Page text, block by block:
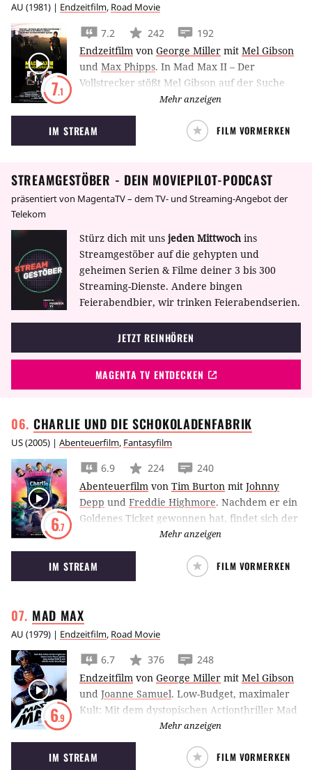
AU (1981) | Endzeitfilm, Road Movie
7.1
7.2 242
192
Endzeitfilm von George Miller mit Mel Gibson
und Max Phipps. In Mad Max II – Der
Vollstrecker stößt Mel Gibson auf der Suche
nach Treibstoff auf eine Gruppe
Überlebender, die eine Raffinerie verteidigen.
Doch auf ihre Vorräte haben es auch die
Gangs abgesehen.
Mehr anzeigen
IM STREAM FILM VORMERKEN
STREAMGESTÖBER - DEIN MOVIEPILOT-PODCAST
präsentiert von MagentaTV – dem TV- und Streaming-Angebot der
Telekom
Stürz dich mit uns jeden Mittwoch ins
Streamgestöber auf die gehypten und
geheimen Serien & Filme deiner 3 bis 300
Streaming-Dienste. Andere bingen
Feierabendbier, wir trinken Feierabendserien.
JETZT REINHÖREN
MAGENTA TV ENTDECKEN
CHARLIE UND DIESCHOKOLADENFABRIK
US(2005) | Abenteuerfilm, Fantasyfilm
6.7
6.9 224
240
Abenteuerfilm von Tim Burton mit Johnny
Depp und Freddie Highmore. Nachdem er ein
Goldenes Ticket gewonnen hat, findet sich der
mittellose Charlie in einer Welt aus
Süßigkeiten und Wunder wieder.
Mehr anzeigen
IM STREAM FILM VORMERKEN
MAD MAX
AU (1979) | Endzeitfilm, Road Movie
6.9
6.7 376
248
Endzeitfilm von George Miller mit Mel Gibson
und Joanne Samuel. Low-Budget, maximaler
Kult: Mit dem dystopischen Actionthriller Mad
Max von George Miller wurde Mel Gibson in
der Rolle des Max Rockatansky zum Star.
Mehr anzeigen
IM STREAM FILM VORMERKEN